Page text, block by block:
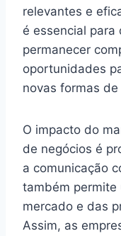
relevantes e
é essencial para
permanecer
oportunidades
novas formas
O impacto do
de negócios é
a comunicação
também permite
mercado e das
Assim, as